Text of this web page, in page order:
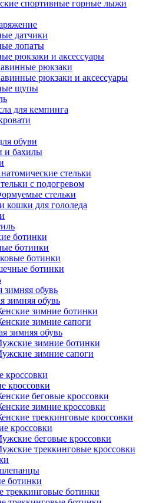
спортивные горные лыжи
датчики
лопаты
рюкзаки и аксессуары
рюкзаки
рюкзаки и аксессуары
щупы
для кемпинга
обуви
и бахилы
стельки
с подогревом
стельки
для гололеда
ботинки
ботинки
ботинки
ботинки
зимняя обувь
зимняя обувь
зимние ботинки
зимние сапоги
зимняя обувь
зимние ботинки
зимние сапоги
кроссовки
кроссовки
беговые кроссовки
зимние кроссовки
треккинговые кроссовки
кроссовки
беговые кроссовки
треккинговые кроссовки
ботинки
треккинговые ботинки